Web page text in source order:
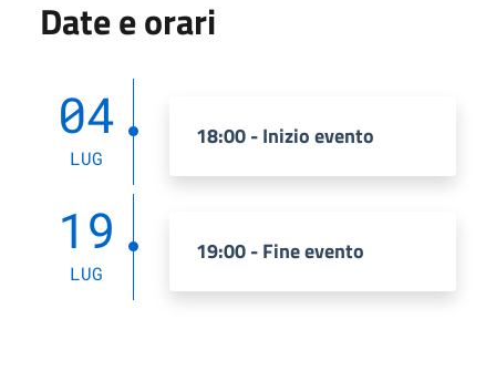
Date e orari
04
LUG
18:00 - Inizio evento
19
LUG
19:00 - Fine evento